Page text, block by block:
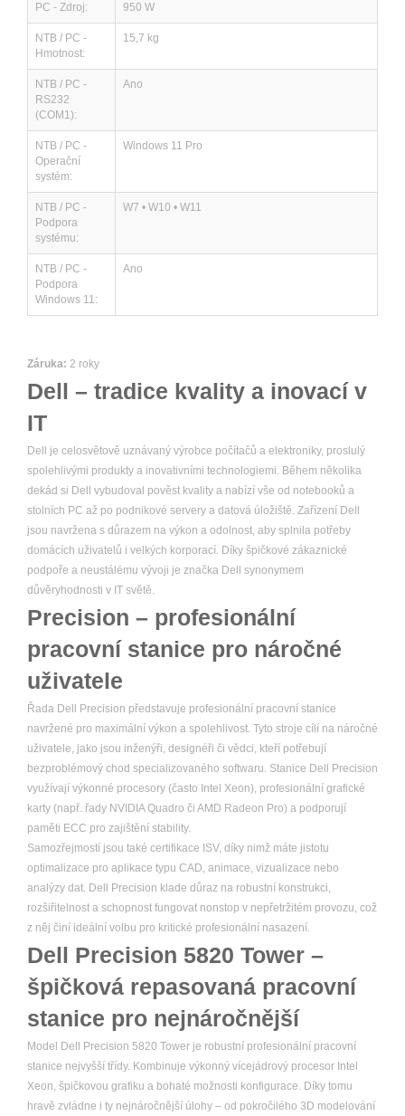
PC - Zdroj: 950 W
NTB / PC -
Hmotnost:
15,7 kg
NTB / PC -
RS232
(COM1):
Ano
NTB / PC -
Operační
systém:
Windows 11 Pro
NTB / PC -
Podpora
systému:
W7 • W10 • W11
NTB / PC -
Podpora
Windows 11:
Ano
Záruka: 2 roky
Dell – tradice kvality a inovací v
IT
Dell je celosvětově uznávaný výrobce počítačů a elektroniky, proslulý
spolehlivými produkty a inovativními technologiemi. Během několika
dekád si Dell vybudoval pověst kvality a nabízí vše od notebooků a
stolních PC až po podnikové servery a datová úložiště. Zařízení Dell
jsou navržena s důrazem na výkon a odolnost, aby splnila potřeby
domácích uživatelů i velkých korporací. Díky špičkové zákaznické
podpoře a neustálému vývoji je značka Dell synonymem
důvěryhodnosti v IT světě.
Precision – profesionální
pracovní stanice pro náročné
uživatele
Řada Dell Precision představuje profesionální pracovní stanice
navržené pro maximální výkon a spolehlivost. Tyto stroje cílí na náročné
uživatele, jako jsou inženýři, designéři či vědci, kteří potřebují
bezproblémový chod specializovaného softwaru. Stanice Dell Precision
využívají výkonné procesory (často Intel Xeon), profesionální grafické
karty (např. řady NVIDIA Quadro či AMD Radeon Pro) a podporují
paměti ECC pro zajištění stability.
Samozřejmostí jsou také certifikace ISV, díky nimž máte jistotu
optimalizace pro aplikace typu CAD, animace, vizualizace nebo
analýzy dat. Dell Precision klade důraz na robustní konstrukci,
rozšiřitelnost a schopnost fungovat nonstop v nepřetržitém provozu, což
z něj činí ideální volbu pro kritické profesionální nasazení.
Dell Precision 5820 Tower –
špičková repasovaná pracovní
stanice pro nejnáročnější
Model Dell Precision 5820 Tower je robustní profesionální pracovní
stanice nejvyšší třídy. Kombinuje výkonný vícejádrový procesor Intel
Xeon, špičkovou grafiku a bohaté možnosti konfigurace. Díky tomu
hravě zvládne i ty nejnáročnější úlohy – od pokročilého 3D modelování